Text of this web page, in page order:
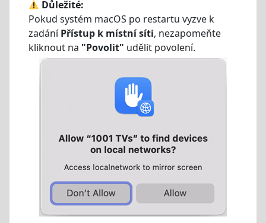
Důležité:
Pokud systém macOS po restartu vyzve k
zadáníPřístup k místní síti, nezapomeňte
kliknout na "Povolit" udělit povolení.